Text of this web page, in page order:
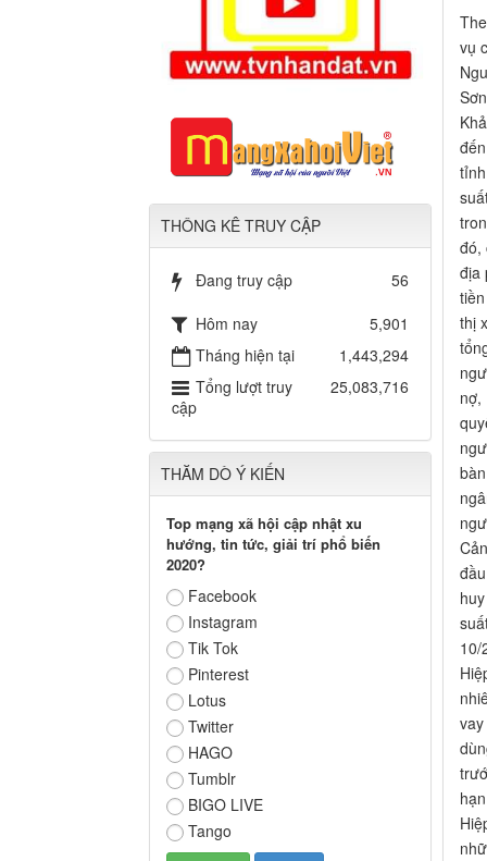
vụ
đó,
địa
thị
nợ,
10/
THÔNG KÊ TRUY CẬP
Đang truy cập
56
Hôm nay
5,901
Tháng hiện tại
1,443,294
Tổng lượt truy
cập
25,083,716
THĂM DÒ Ý KIẾN
Top mạng xã hội cập nhật xu
hướng, tin tức, giải trí phổ biến
2020?
Facebook
Instagram
Tik Tok
Pinterest
Lotus
Twitter
HAGO
Tumblr
BIGO LIVE
Tango